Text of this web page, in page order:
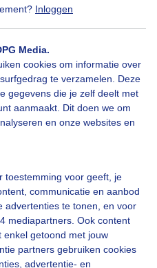
Inloggen
Media.
cookies om informatie over
te verzamelen. Deze
gegevens die je zelf deelt met
aanmaakt. Dit doen we om
en onze websites en
toestemming voor geeft, je
communicatie en aanbod
advertenties te tonen, en voor
mediapartners. Ook content
getoond met jouw
partners gebruiken cookies
advertentie- en